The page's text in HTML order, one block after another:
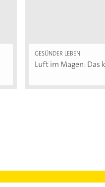
GESÜNDER LEBEN
Luft im Magen: Das